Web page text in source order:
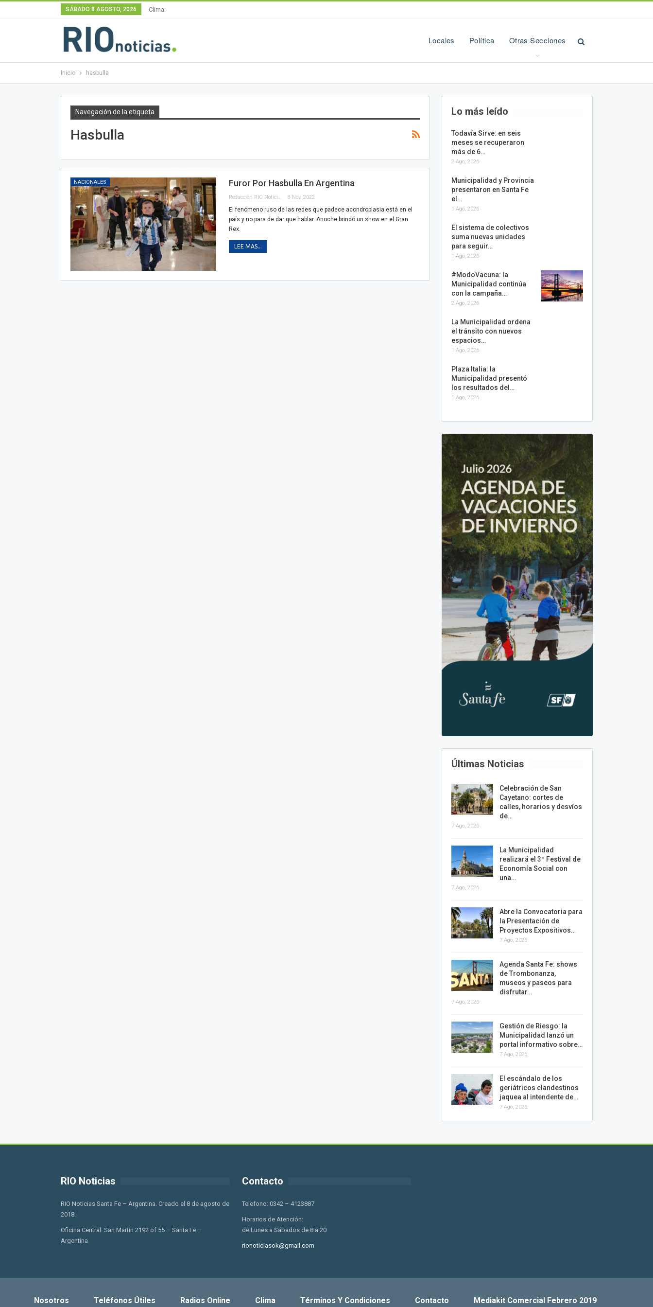
SÁBADO 8 AGOSTO, 2026 Clima:
Locales Política Otras Secciones
Inicio hasbulla
Navegación de la etiqueta
Hasbulla
NACIONALES Furor Por Hasbulla En Argentina
Redacción RIO Noticias 8 Nov, 2022
El fenómeno ruso de las redes que padece acondroplasia está en el
país y no para de dar que hablar. Anoche brindó un show en el Gran
Rex.
LEE MAS...
Lo más leído
Todavía Sirve: en seis
meses se recuperaron
más de 6…
2 Ago, 2026
Municipalidad y Provincia
presentaron en Santa Fe
el…
1 Ago, 2026
El sistema de colectivos
suma nuevas unidades
para seguir…
1 Ago, 2026
#ModoVacuna: la
Municipalidad continúa
con la campaña…
2 Ago, 2026
La Municipalidad ordena
el tránsito con nuevos
espacios…
1 Ago, 2026
Plaza Italia: la
Municipalidad presentó
los resultados del…
1 Ago, 2026
Últimas Noticias
Celebración de San
Cayetano: cortes de
calles, horarios y desvíos
de…
7 Ago, 2026
La Municipalidad
realizará el 3º Festival de
Economía Social con
una…
7 Ago, 2026
Abre la Convocatoria para
la Presentación de
Proyectos Expositivos…
7 Ago, 2026
Agenda Santa Fe: shows
de Trombonanza,
museos y paseos para
disfrutar…
7 Ago, 2026
Gestión de Riesgo: la
Municipalidad lanzó un
portal informativo sobre…
7 Ago, 2026
El escándalo de los
geriátricos clandestinos
jaquea al intendente de…
7 Ago, 2026
RIO Noticias
RIO Noticias Santa Fe – Argentina. Creado el 8 de agosto de
2018.
Oficina Central: San Martin 2192 of 55 – Santa Fe –
Argentina
Contacto
Telefono: 0342 – 4123887
Horarios de Atención:
de Lunes a Sábados de 8 a 20
rionoticiasok@gmail.com
Nosotros Teléfonos Útiles Radios Online Clima Términos Y Condiciones Contacto Mediakit Comercial Febrero 2019